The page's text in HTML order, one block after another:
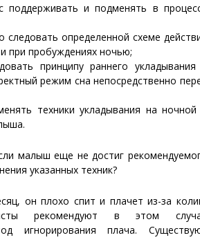
поддерживать и подменять в
следовать определенной схеме
при пробуждениях ночью;
принципу раннего
режим сна непосредственно
техники укладывания на
малыш еще не достиг
указанных техник?
он плохо спит и плачет из-за
рекомендуют в этом
игнорирования плача.